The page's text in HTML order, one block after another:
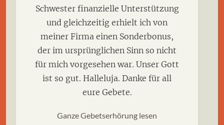
Schwester finanzielle Unterstützung
und gleichzeitig erhielt ich von
meiner Firma einen Sonderbonus,
der im ursprünglichen Sinn so nicht
für mich vorgesehen war. Unser Gott
ist so gut. Halleluja. Danke für all
eure Gebete.
Ganze Gebetserhörung lesen